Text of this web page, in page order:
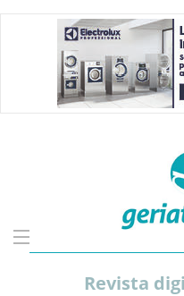
Revista